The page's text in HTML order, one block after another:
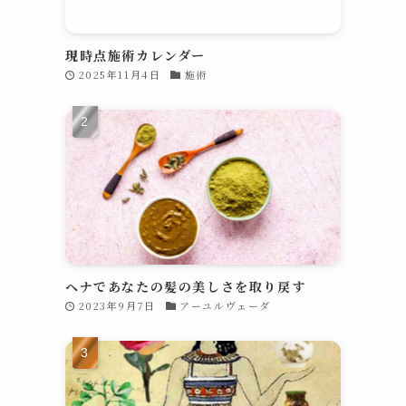
現時点施術カレンダー
2025年11月4日 施術
ヘナであなたの髪の美しさを取り戻す
2023年9月7日 アーユルヴェーダ